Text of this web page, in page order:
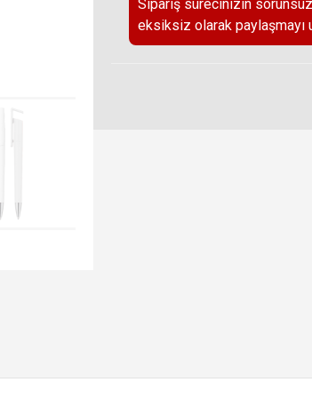
Sipariş sürecinizin
eksiksiz olarak paylaşmayı